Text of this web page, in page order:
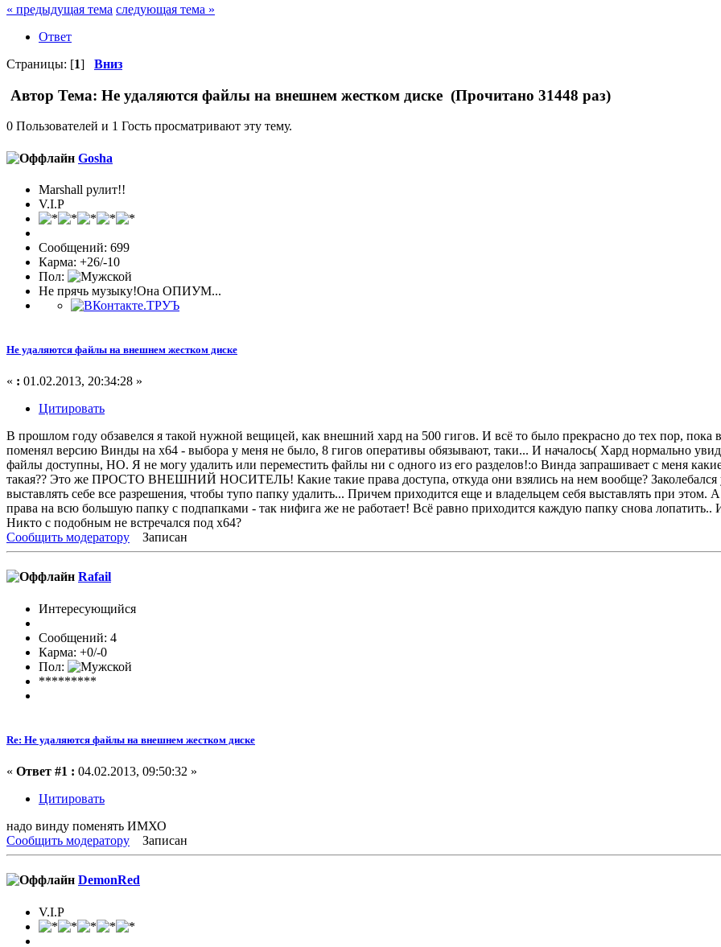
« предыдущая тема следующая тема »
Ответ
Страницы: [1] Вниз
Автор Тема: Не удаляются файлы на внешнем жестком диске (Прочитано 31448 раз)
0 Пользователей и 1 Гость просматривают эту тему.
Gosha
Marshall рулит!!
V.I.P
Сообщений: 699
Карма: +26/-10
Пол:
Не прячь музыку!Она ОПИУМ...
Не удаляются файлы на внешнем жестком диске
« : 01.02.2013, 20:34:28 »
Цитировать
В прошлом году обзавелся я такой нужной вещицей, как внешний хард на 500 гигов. И всё то было прекрасно до тех пор, пока
поменял версию Винды на х64 - выбора у меня не было, 8 гигов оперативы обязывают, таки... И началось( Хард нормально
файлы доступны, НО. Я не могу удалить или переместить файлы ни с одного из его разделов!:o Винда запрашивает с меня
такая?? Это же ПРОСТО ВНЕШНИЙ НОСИТЕЛЬ! Какие такие права доступа, откуда они взялись на нем вообще? Заколебался
выставлять себе все разрешения, чтобы тупо папку удалить... Причем приходится еще и владельцем себя выставлять при этом.
права на всю большую папку с подпапками - так нифига же не работает! Всё равно приходится каждую папку снова лопатить..
Никто с подобным не встречался под х64?
Сообщить модератору
Записан
Rafail
Интересующийся
Сообщений: 4
Карма: +0/-0
Пол:
*********
Re: Не удаляются файлы на внешнем жестком диске
« Ответ #1 : 04.02.2013, 09:50:32 »
Цитировать
надо винду поменять ИМХО
Сообщить модератору
Записан
DemonRed
V.I.P